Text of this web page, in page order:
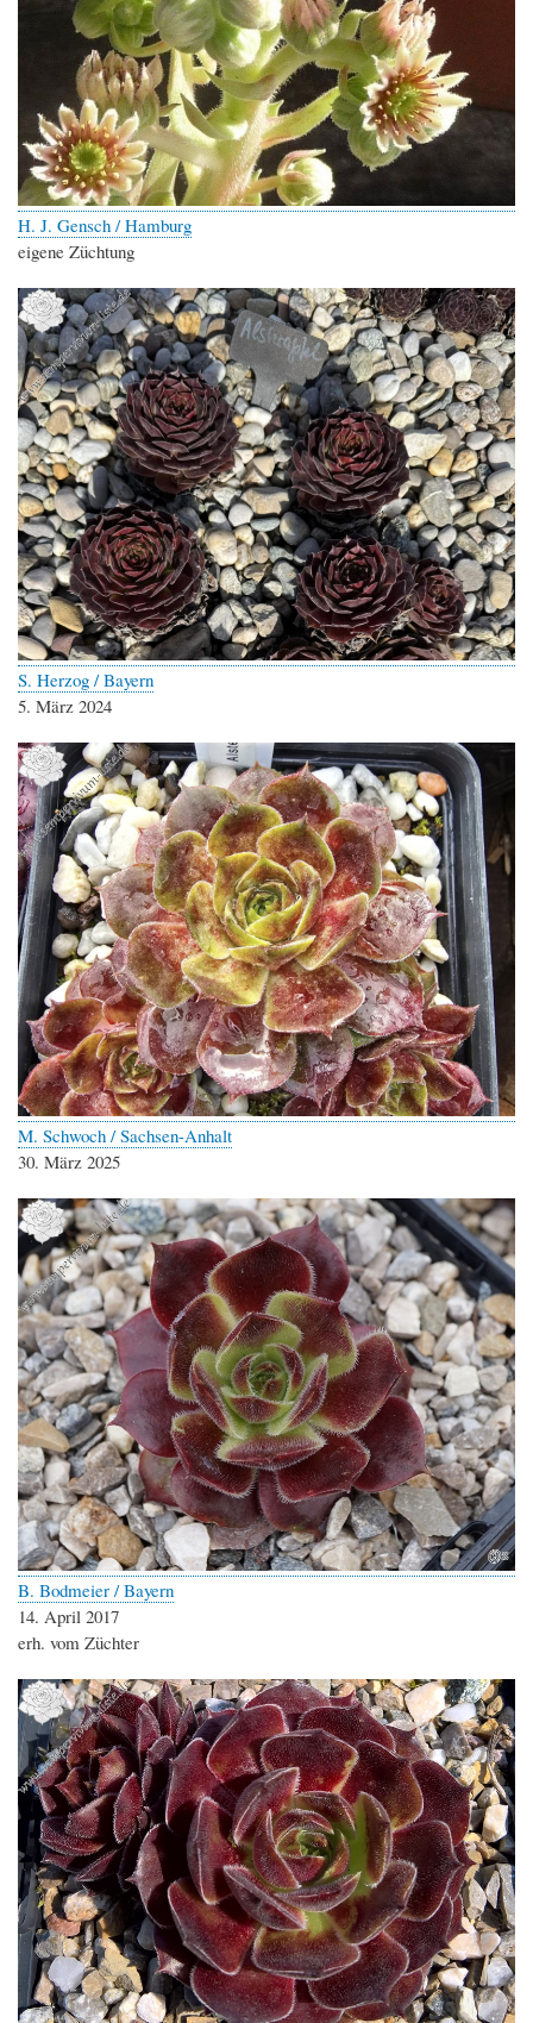
H. J. Gensch / Hamburg
eigene Züchtung
S. Herzog / Bayern
5. März 2024
M. Schwoch / Sachsen-Anhalt
30. März 2025
B. Bodmeier / Bayern
14. April 2017
erh. vom Züchter